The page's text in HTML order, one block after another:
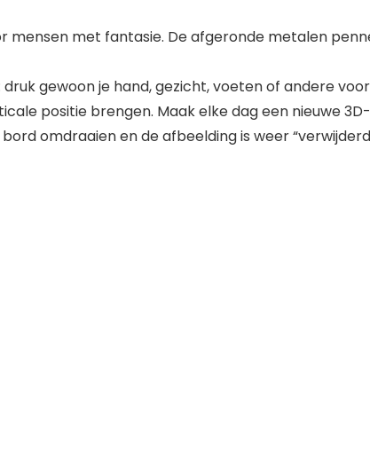
mensen met fantasie. De afgeronde metalen
gewoon je hand, gezicht, voeten of andere
positie brengen. Maak elke dag een nieuwe
omdraaien en de afbeelding is weer